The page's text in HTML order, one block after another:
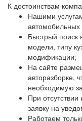
К достоинствам
Нашими
автомобильных
Быстрый поиск
модели, типу
модификации;
На сайте
авторазборке,
необходимую
При
заявку на
Работаем